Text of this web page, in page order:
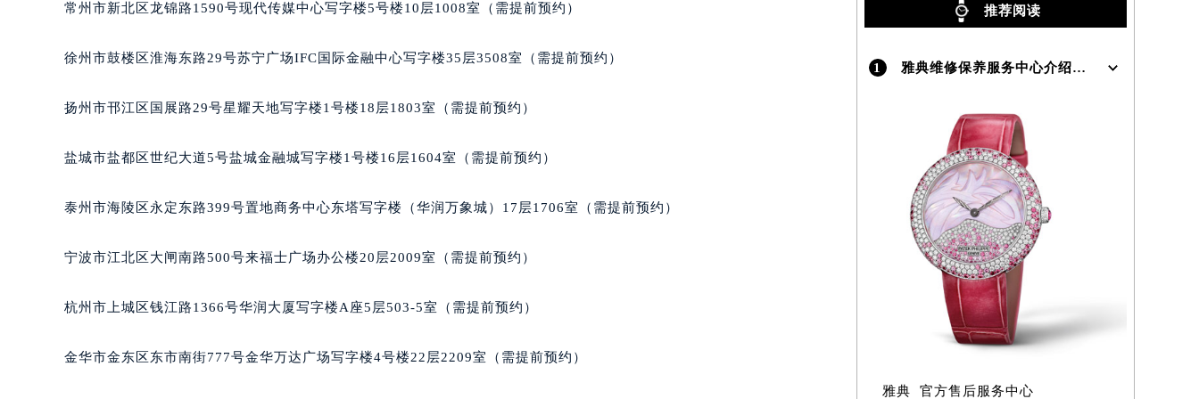
哈尔滨市道里区友谊西路600号富力中心T2座写字楼29层03室（需提前预约）
佛山市禅城区季华五路57号万科金融中心C座12层1205室（需提前预约）
无锡市梁溪区人民中路139号恒隆广场写字楼1座11层1104室（需提前预约）
苏州市苏州工业园区星港街199号苏州中心办公楼C座22层08室（需提前预约）
南宁市青秀区金湖路59号地王大厦12楼1224室（需提前预约）
泉州市丰泽区宝洲路729号浦西万达中心写字楼A座7楼709室（需提前预约）
烟台市芝罘区胜利路139号万达金融中心A座907室（需提前预约）
贵阳市南明区都司高架桥路33号亨特国际金融中心14楼14D（需提前预约）
常州市新北区龙锦路1590号现代传媒中心写字楼5号楼10层1008室（需提前预约）
徐州市鼓楼区淮海东路29号苏宁广场IFC国际金融中心写字楼35层3508室（需提前预约）
扬州市邗江区国展路29号星耀天地写字楼1号楼18层1803室（需提前预约）
盐城市盐都区世纪大道5号盐城金融城写字楼1号楼16层1604室（需提前预约）
泰州市海陵区永定东路399号置地商务中心东塔写字楼（华润万象城）17层1706室（需提前预约）
宁波市江北区大闸南路500号来福士广场办公楼20层2009室（需提前预约）
杭州市上城区钱江路1366号华润大厦写字楼A座5层503-5室（需提前预约）
金华市金东区东市南街777号金华万达广场写字楼4号楼22层2209室（需提前预约）
推荐阅读
1 雅典维修保养服务中心介绍 | UlysseNardin
雅典 官方售后服务中心